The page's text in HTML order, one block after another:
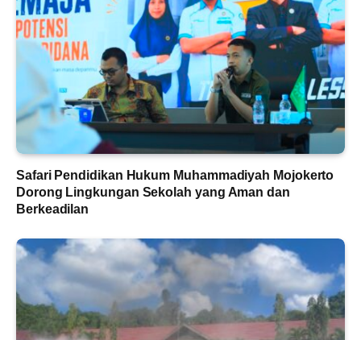
Safari Pendidikan Hukum Muhammadiyah Mojokerto
Dorong Lingkungan Sekolah yang Aman dan
Berkeadilan